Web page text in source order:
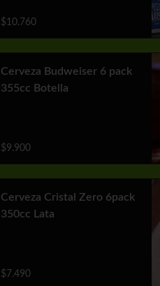
$10.760
Cerveza Budweiser 6 pack
355cc Botella
$9.900
Cerveza Cristal Zero 6pack
350cc Lata
$7.490